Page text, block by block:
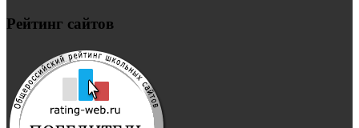
Рейтинг сайтов